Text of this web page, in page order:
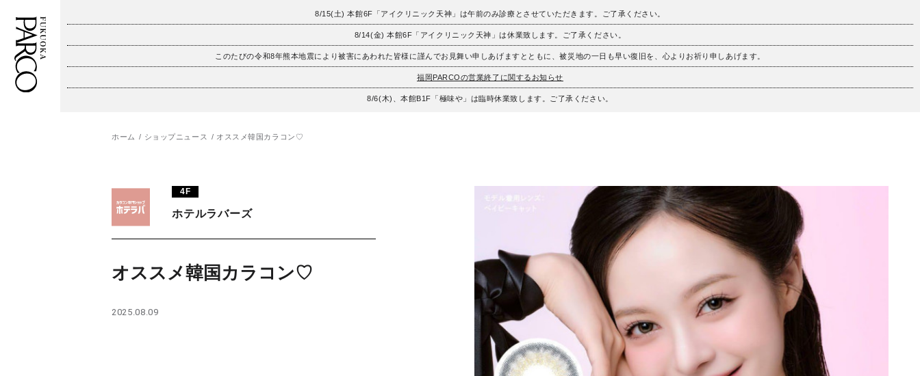
8/15(土) 本館6F「アイクリニック天神」は午前のみ診療とさせていただきます。ご了承ください。
8/14(金) 本館6F「アイクリニック天神」は休業致します。ご了承ください。
このたびの令和8年熊本地震により被害にあわれた皆様に謹んでお見舞い申しあげますとともに、被災地の一日も早い復旧を、心よりお祈り申しあげます。
福岡PARCOの営業終了に関するお知らせ
8/6(木)、本館B1F「極味や」は臨時休業致します。ご了承ください。
施設案内・アクセス
TAX FREE
PARCOメンバーズ
ホーム ショップニュース オススメ韓国カラコン♡
4F
ホテルラバーズ
オススメ韓国カラコン♡
2025.08.09